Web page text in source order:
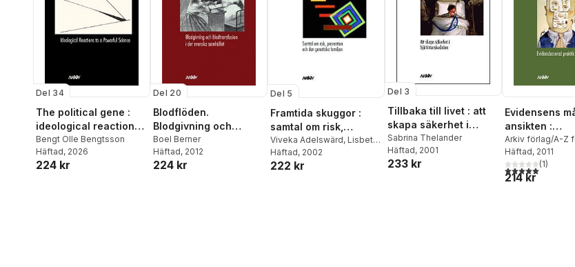
Del 34
The political gene :
ideological reactions
to a powerful science
Bengt Olle Bengtsson
Häftad, 2026
224 kr
Del 20
Blodflöden.
Blodgivning och
blodtransfusion i det
svenska samhället
Boel Berner
Häftad, 2012
224 kr
Del 5
Framtida skuggor :
samtal om risk,
prevention och den
genetiska familjen
Viveka Adelswärd, Lisbeth
Sachs
Häftad, 2002
222 kr
Del 3
Tillbaka till livet : att
skapa säkerhet i
hjärtintensivvården
Sabrina Thelander
Häftad, 2001
233 kr
Evidensens
ansikten :
praktik i
Arkiv förlag/A-Z
Häftad, 2011
5,0utav 5(1)
214 kr